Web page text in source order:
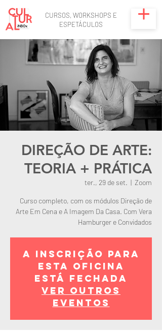
CURSOS, WORKSHOPS E
ESPETÁCULOS
DIREÇÃO DE ARTE:
TEORIA + PRÁTICA
ter., 29 de set.
  |
Zoom
Curso completo, com os módulos Direção de
Arte Em Cena e A Imagem Da Casa. Com Vera
Hamburger e Convidados
A inscrição para
esta oficina
está fechada
Ver outros
eventos